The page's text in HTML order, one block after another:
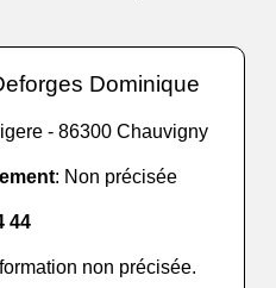
Dominique
- 86300 Chauvigny
: Non précisée
44
non précisée.